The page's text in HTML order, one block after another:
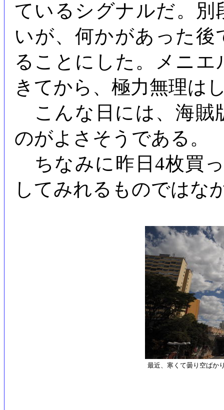
ているシグナルだ。別
いが、何かがあった
ることにした。メニ
きてから、極力無理は
こんな日には、海賊
のがよさそうである。
ちなみに昨日4枚買
してみれるものではな
最近、寒くて曇り空ばか